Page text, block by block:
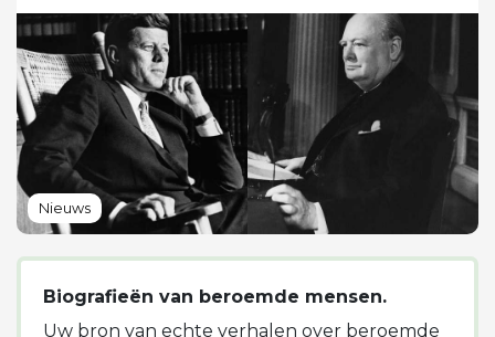
Nieuws
Biografieën van beroemde mensen.
Uw bron van echte verhalen over beroemde